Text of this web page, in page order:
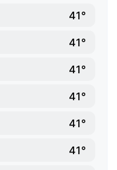
41°
41°
41°
41°
41°
41°